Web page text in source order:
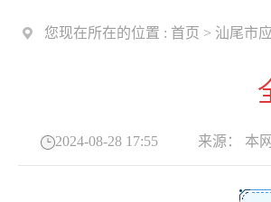
您现在所在的位置 : 首页 > 汕尾市
2024-08-28 17:55 来源： 本网